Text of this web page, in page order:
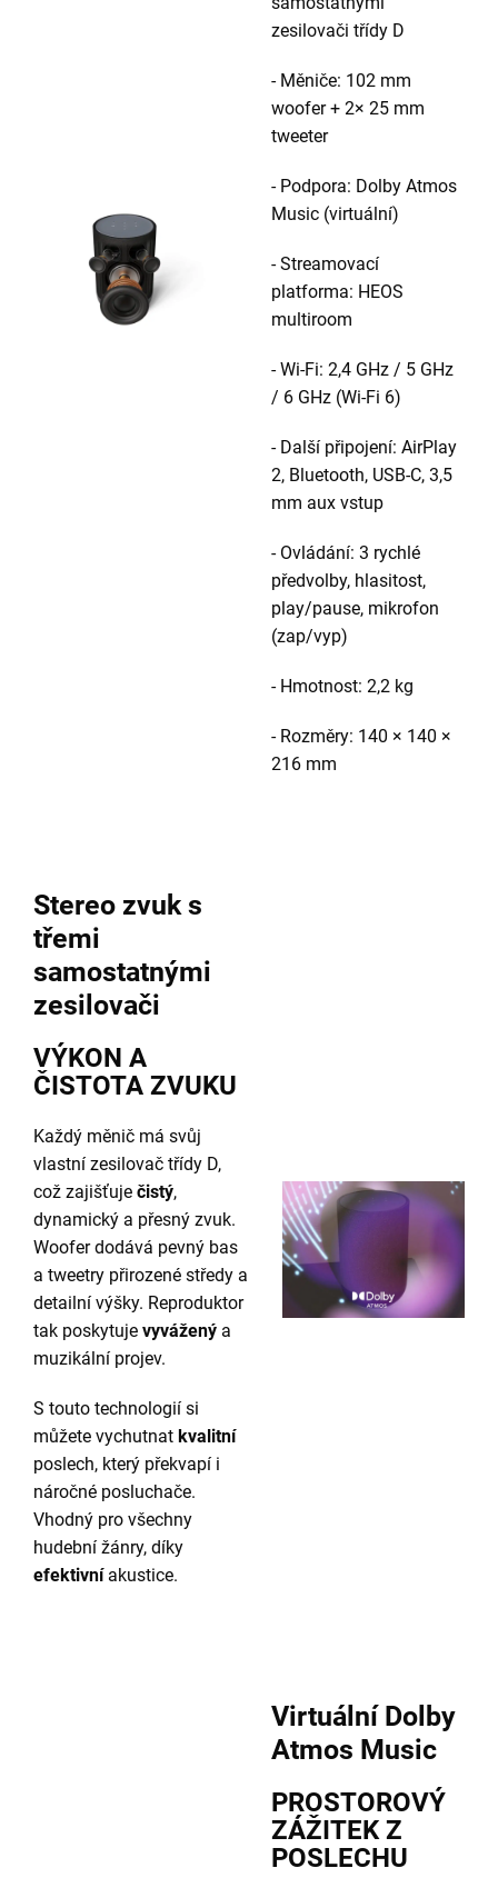
zesilovači třídy D
- Měniče: 102 mm
woofer + 2× 25 mm
tweeter
- Podpora: Dolby Atmos
Music (virtuální)
- Streamovací
platforma: HEOS
multiroom
- Wi-Fi: 2,4 GHz / 5 GHz
/ 6 GHz (Wi-Fi 6)
- Další připojení: AirPlay
2, Bluetooth, USB-C, 3,5
mm aux vstup
- Ovládání: 3 rychlé
předvolby, hlasitost,
play/pause, mikrofon
(zap/vyp)
- Hmotnost: 2,2 kg
- Rozměry: 140 × 140 ×
216 mm
Stereo zvuk s
třemi
samostatnými
zesilovači
VÝKON A
ČISTOTA ZVUKU
Každý měnič má svůj
vlastní zesilovač třídy D,
což zajišťuje čistý,
dynamický a přesný zvuk.
Woofer dodává pevný bas
a tweetry přirozené středy a
detailní výšky. Reproduktor
tak poskytuje vyvážený a
muzikální projev.
S touto technologií si
můžete vychutnat kvalitní
poslech, který překvapí i
náročné posluchače.
Vhodný pro všechny
hudební žánry, díky
efektivníakustice.
Virtuální Dolby
Atmos Music
PROSTOROVÝ
ZÁŽITEK Z
POSLECHU